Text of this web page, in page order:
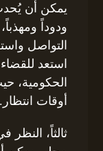
يمكن أن
ودوداً
التواصل
استعد
الحكومية،
أوقات
ثالثاً، النظر